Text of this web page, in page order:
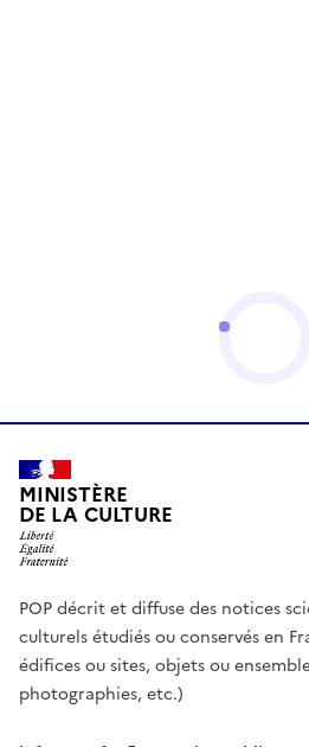
MINISTÈRE
DE LA CULTURE
POP décrit et diffuse des notices
culturels étudiés ou conservés en
édifices ou sites, objets ou
photographies, etc.)